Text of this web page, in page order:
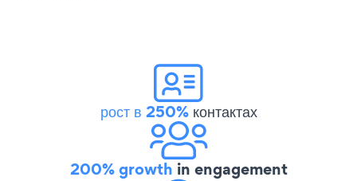
рост в 250%контактах
200% growth in engagement